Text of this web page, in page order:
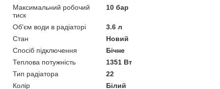
Максимальний робочий
тиск
10 бар
Об'єм води в радіаторі
3.6 л
Стан
Новий
Спосіб підключення
Бічне
Теплова потужність
1351 Вт
Тип радіатора
22
Колір
Білий